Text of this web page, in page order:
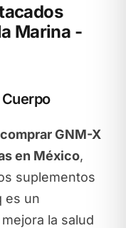
Marina -
GNM-X
en México,
suplementos
es un
la salud